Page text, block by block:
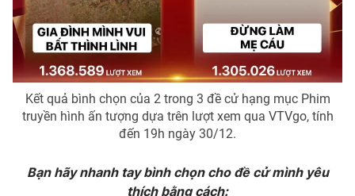
® Cấm sao chép dưới mọi hình thức nếu không có sự chấp
thuận bằng văn bản. Ghi rõ nguồn VTV.vn khi phát hành lại
Kết quả bình chọn của 2 trong 3 đề cử hạng mục Phim
truyền hình ấn tượng dựa trên lượt xem qua VTVgo, tính
đến 19h ngày 30/12.
Bạn hãy nhanh tay bình chọn cho đề cử mình yêu
thích bằng cách: